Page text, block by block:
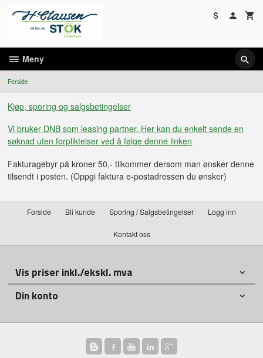
innholdet
Meny
Forside
Kjøp, sporing og salgsbetingelser
Vi bruker DNB som leasing partner. Her kan du enkelt sende en
søknad uten forpliktelser ved å følge denne linken
Fakturagebyr på kroner 50,- tilkommer dersom man ønsker denne
tilsendt i posten. (Oppgi faktura e-postadressen du ønsker)
Forside Bli kunde Sporing / Salgsbetingelser Logg inn
Kontakt oss
Vis priser inkl./ekskl. mva
Din konto